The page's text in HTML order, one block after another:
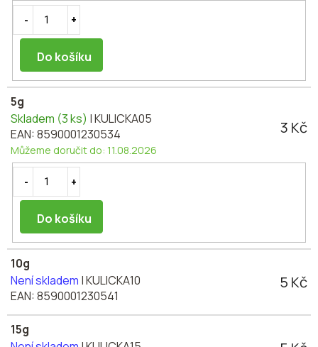
Do košíku
5g
Skladem (3 ks) | KULICKA05
EAN:8590001230534
Můžeme doručit do: 11.08.2026
3 Kč
Do košíku
10g
Není skladem | KULICKA10
EAN:8590001230541
5 Kč
15g